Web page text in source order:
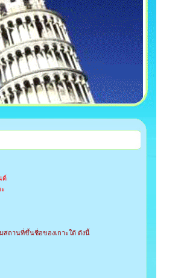
ด์
สถานที่ขึ้นชื่อของเกาะใต้ ดังนี้